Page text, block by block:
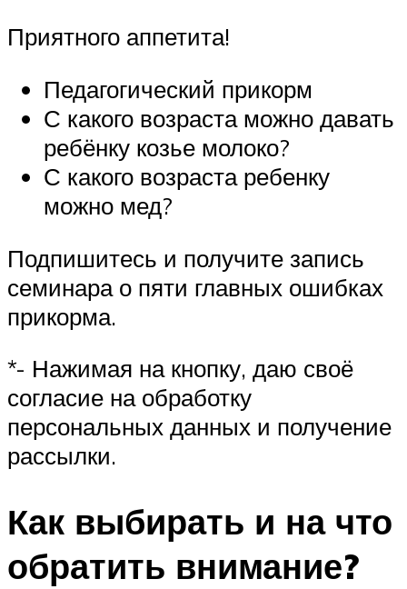
Приятного аппетита!
Педагогический прикорм
С какого возраста можно давать
ребёнку козье молоко?
С какого возраста ребенку
можно мед?
Подпишитесь и получите запись
семинара о пяти главных ошибках
прикорма.
*- Нажимая на кнопку, даю своё
согласие на обработку
персональных данных и получение
рассылки.
Как выбирать и на что
обратить внимание?